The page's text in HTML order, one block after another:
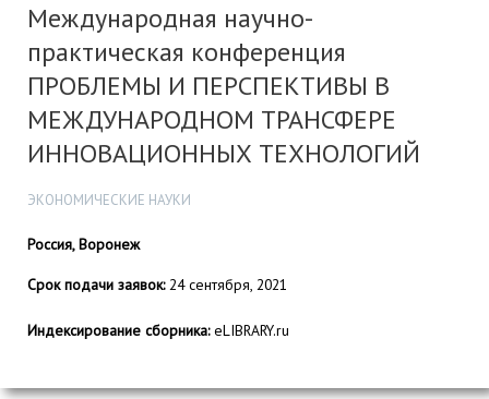
Международная научно-
практическая конференция
ПРОБЛЕМЫ И ПЕРСПЕКТИВЫ В
МЕЖДУНАРОДНОМ ТРАНСФЕРЕ
ИННОВАЦИОННЫХ ТЕХНОЛОГИЙ
ЭКОНОМИЧЕСКИЕ НАУКИ
Россия, Воронеж
Срок подачи заявок:24 сентября, 2021
Индексирование сборника:eLIBRARY.ru